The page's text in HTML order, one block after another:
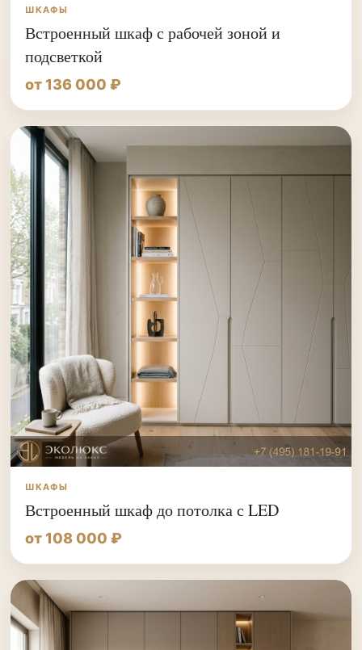
ШКАФЫ
Встроенный шкаф с рабочей зоной и
подсветкой
от 136 000 ₽
ШКАФЫ
Встроенный шкаф до потолка с LED
от 108 000 ₽